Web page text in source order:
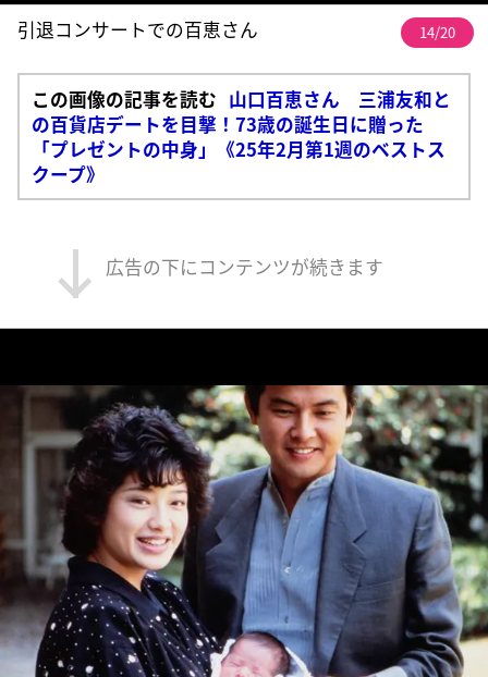
引退コンサートでの百恵さん 14/20
この画像の記事を読む 山口百恵さん 三浦友和と
の百貨店デートを目撃！73歳の誕生日に贈った
「プレゼントの中身」《25年2月第1週のベストス
クープ》
広告の下にコンテンツが続きます